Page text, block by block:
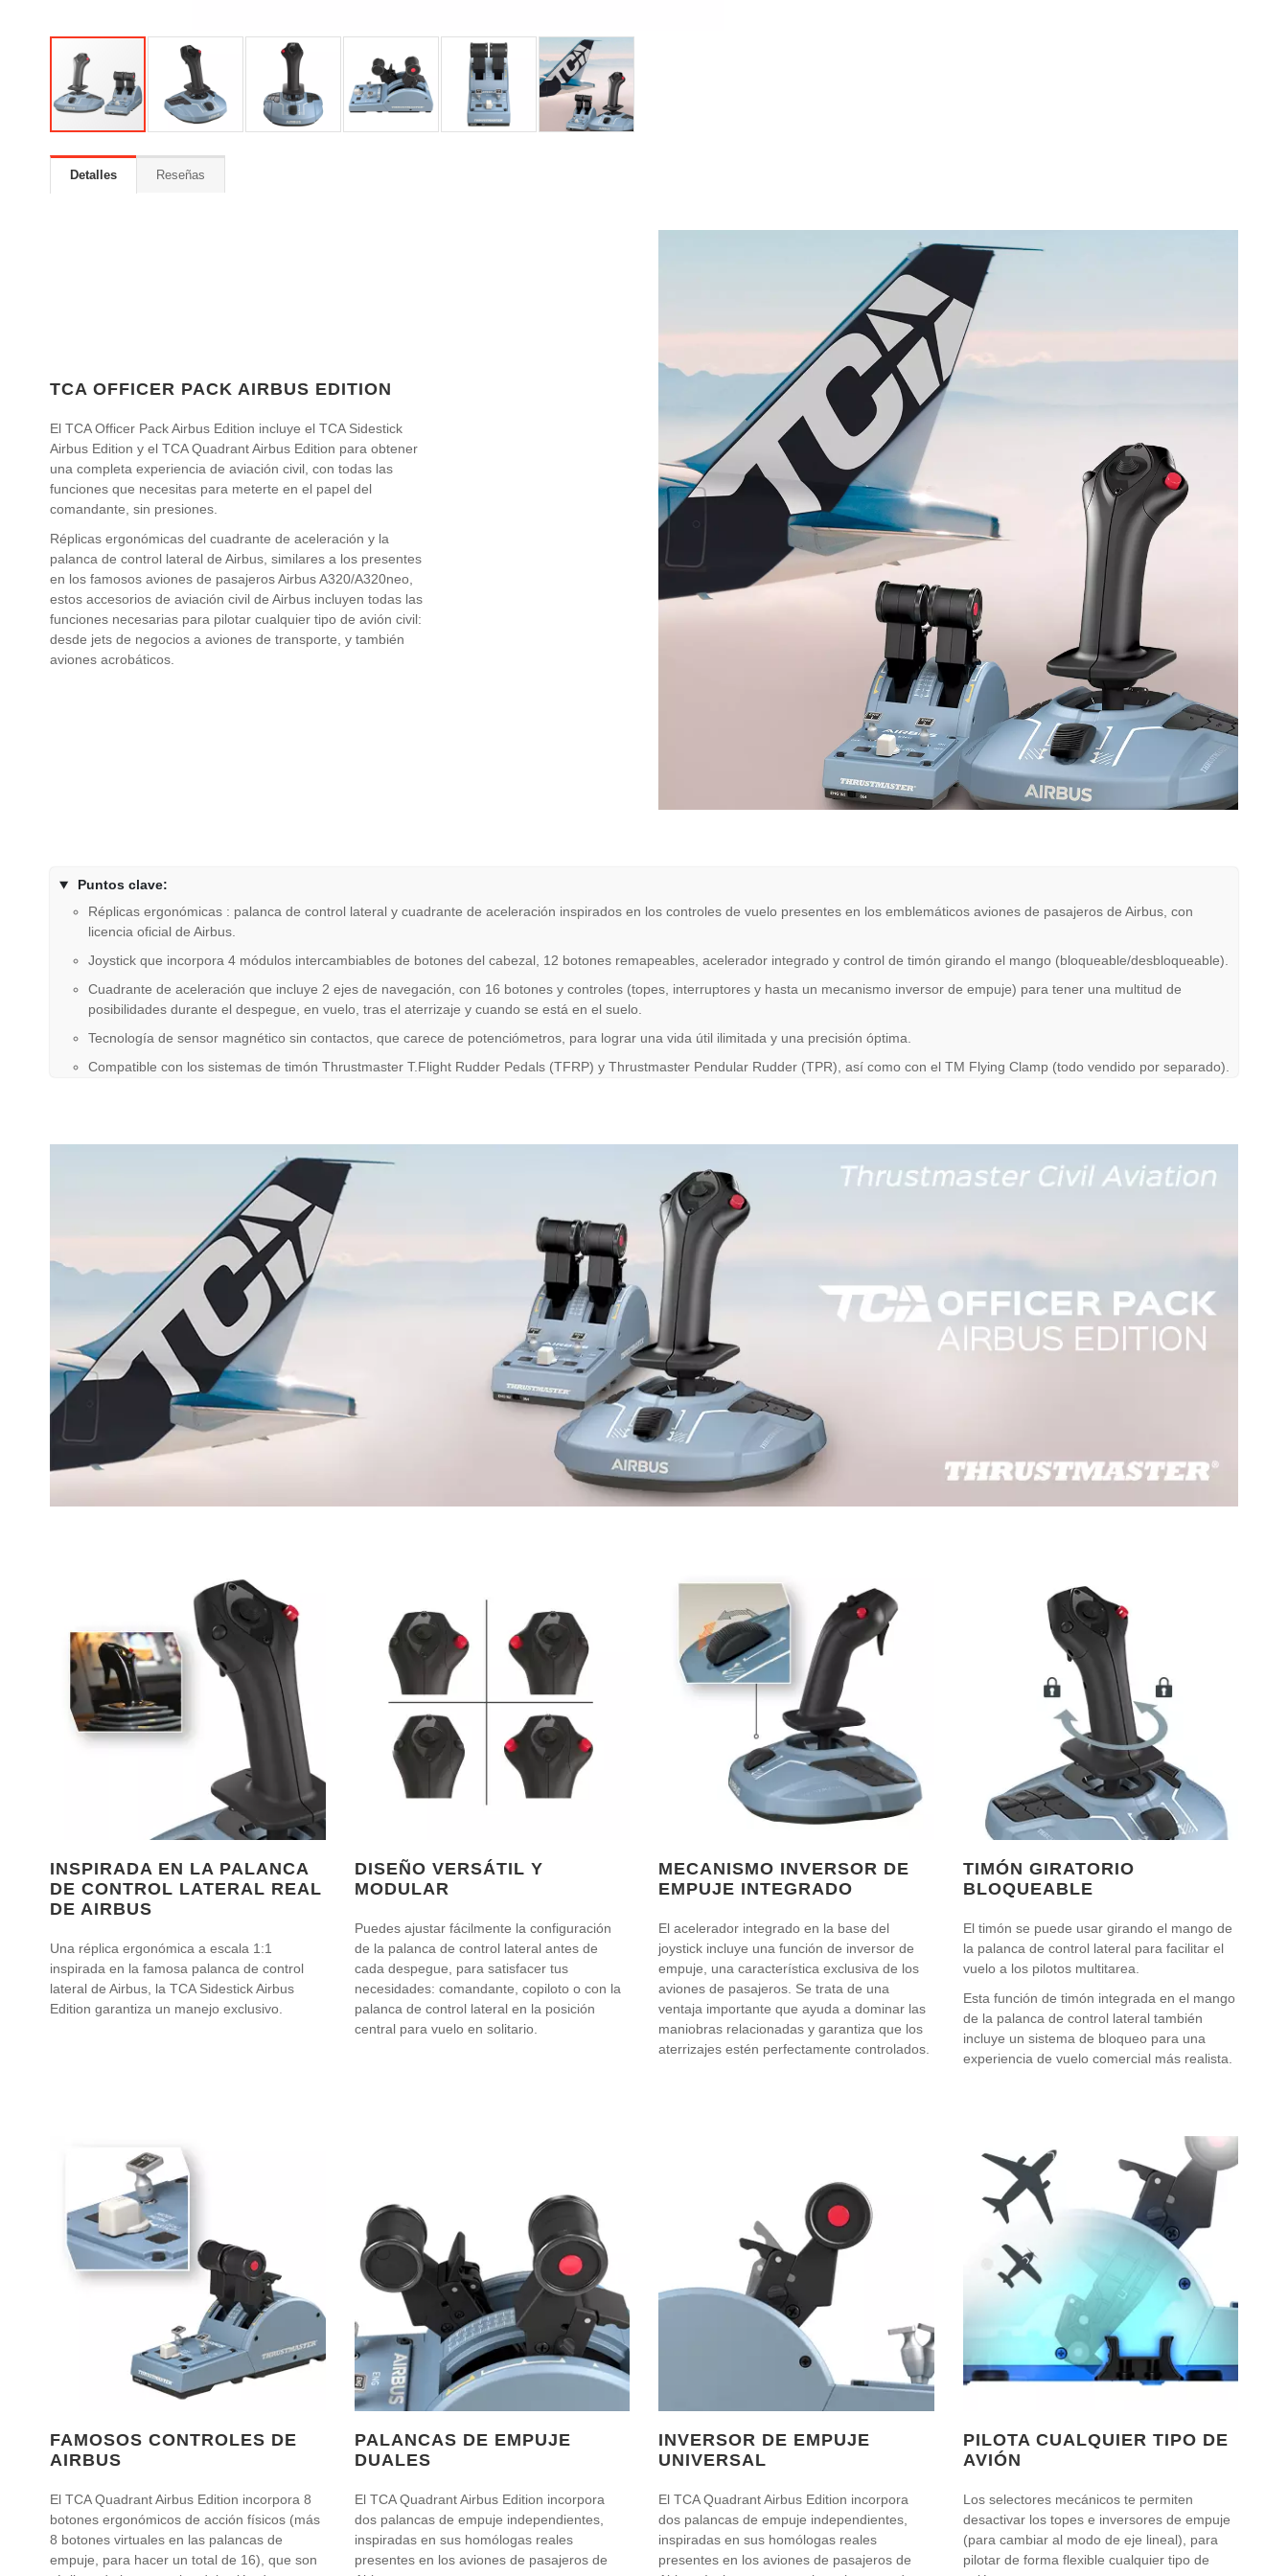
que se ajuste mejor al juego que estás usando, gracias a los 4 módulos
intercambiables de botones del cabezal del joystick incluidos.
El TCA Officer Pack Airbus Edition incorpora el famoso sistema patentado
H.E.A.R.T (HallEffect AccuRate Technology) de Thrustmaster, que
proporciona a los gamers un realismo mejorado gracias a los sensores
magnéticos integrados que permiten una resolución de hasta 14 bits en la
palanca de control lateral y de hasta 16 bits en el cuadrante de aceleración.
Esta tecnología de sensor magnético sin contactos, que carece de
potenciómetros, proporciona una vida útil ilimitada a ambos dispositivos.
Estos productos son compatibles con PC (Windows 10, 8).
Detalles
TCA OFFICER PACK AIRBUS EDITION
El TCA Officer Pack Airbus Edition incluye el TCA Sidestick
Airbus Edition y el TCA Quadrant Airbus Edition para obtener
una completa experiencia de aviación civil, con todas las
funciones que necesitas para meterte en el papel del
comandante, sin presiones.
Réplicas ergonómicas del cuadrante de aceleración y la
palanca de control lateral de Airbus, similares a los presentes
en los famosos aviones de pasajeros Airbus A320/A320neo,
estos accesorios de aviación civil de Airbus incluyen todas las
funciones necesarias para pilotar cualquier tipo de avión civil:
desde jets de negocios a aviones de transporte, y también
aviones acrobáticos.
Puntos clave:
Réplicas ergonómicas : palanca de control lateral y cuadrante de aceleración inspirados en los controles de vuelo presentes en los emblemáticos aviones de pasajeros de Airbus, con
licencia oficial de Airbus.
Joystick que incorpora 4 módulos intercambiables de botones del cabezal, 12 botones remapeables, acelerador integrado y control de timón girando el mango (bloqueable/desbloqueable).
Cuadrante de aceleración que incluye 2 ejes de navegación, con 16 botones y controles (topes, interruptores y hasta un mecanismo inversor de empuje) para tener una multitud de
posibilidades durante el despegue, en vuelo, tras el aterrizaje y cuando se está en el suelo.
Tecnología de sensor magnético sin contactos, que carece de potenciómetros, para lograr una vida útil ilimitada y una precisión óptima.
Compatible con los sistemas de timón Thrustmaster T.Flight Rudder Pedals (TFRP) y Thrustmaster Pendular Rudder (TPR), así como con el TM Flying Clamp (todo vendido por separado).
INSPIRADA EN LA PALANCA
DE CONTROL LATERAL REAL
DE AIRBUS
Una réplica ergonómica a escala 1:1
inspirada en la famosa palanca de control
lateral de Airbus, la TCA Sidestick Airbus
Edition garantiza un manejo exclusivo.
DISEÑO VERSÁTIL Y
MODULAR
Puedes ajustar fácilmente la configuración
de la palanca de control lateral antes de
cada despegue, para satisfacer tus
necesidades: comandante, copiloto o con la
palanca de control lateral en la posición
central para vuelo en solitario.
MECANISMO INVERSOR DE
EMPUJE INTEGRADO
El acelerador integrado en la base del
joystick incluye una función de inversor de
empuje, una característica exclusiva de los
aviones de pasajeros. Se trata de una
ventaja importante que ayuda a dominar las
maniobras relacionadas y garantiza que los
aterrizajes estén perfectamente controlados.
TIMÓN GIRATORIO
BLOQUEABLE
El timón se puede usar girando el mango de
la palanca de control lateral para facilitar el
vuelo a los pilotos multitarea.
Esta función de timón integrada en el mango
de la palanca de control lateral también
incluye un sistema de bloqueo para una
experiencia de vuelo comercial más realista.
FAMOSOS CONTROLES DE
AIRBUS
El TCA Quadrant Airbus Edition incorpora 8
botones ergonómicos de acción físicos (más
8 botones virtuales en las palancas de
empuje, para hacer un total de 16), que son
PALANCAS DE EMPUJE
DUALES
El TCA Quadrant Airbus Edition incorpora
dos palancas de empuje independientes,
inspiradas en sus homólogas reales
presentes en los aviones de pasajeros de
INVERSOR DE EMPUJE
UNIVERSAL
El TCA Quadrant Airbus Edition incorpora
dos palancas de empuje independientes,
inspiradas en sus homólogas reales
presentes en los aviones de pasajeros de
PILOTA CUALQUIER TIPO DE
AVIÓN
Los selectores mecánicos te permiten
desactivar los topes e inversores de empuje
(para cambiar al modo de eje lineal), para
pilotar de forma flexible cualquier tipo de
Reseñas